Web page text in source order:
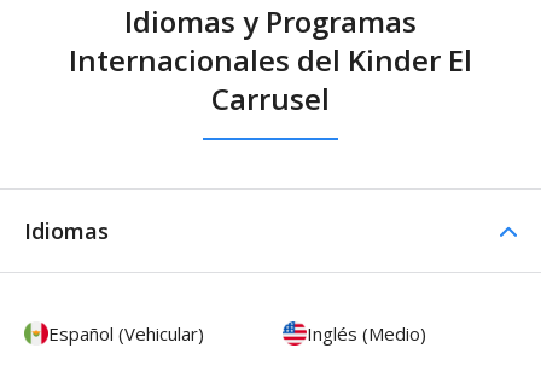
Idiomas y Programas
Internacionales del Kinder El
Carrusel
Idiomas
Español (Vehicular) Inglés (Medio)